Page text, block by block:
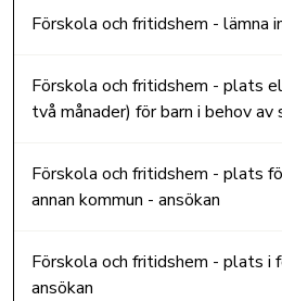
Förskola och fritidshem - lämna
Förskola och fritidshem - plats
två månader) för barn i behov
Förskola och fritidshem - plats
annan kommun - ansökan
Förskola och fritidshem - plats i
ansökan